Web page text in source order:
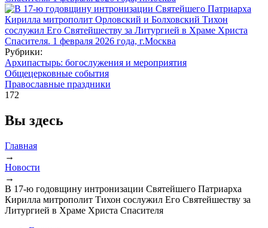
Рубрики:
Архипастырь: богослужения и мероприятия
Общецерковные события
Православные праздники
172
Вы здесь
Главная
→
Новости
→
В 17-ю годовщину интронизации Святейшего Патриарха
Кирилла митрополит Тихон сослужил Его Святейшеству за
Литургией в Храме Христа Спасителя